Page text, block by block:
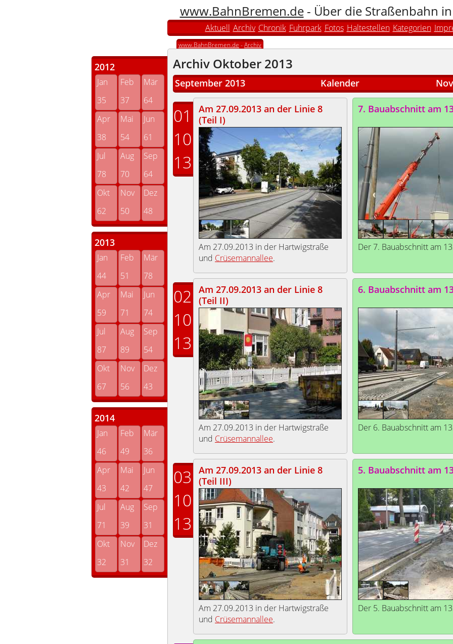
www.BahnBremen.de- Über die Straßenbahn
Aktuell Archiv Chronik Fuhrpark Fotos Haltestellen Kategorien
2012
Jan Feb
Mär
35
37
64
Apr
Mai
Jun
38
54
61
Jul
Aug
Sep
78
70
64
Okt
Nov
Dez
62
50 48
2013
Jan Feb
Mär
44
51
78
Apr
Mai
Jun
59
71
74
Jul
Aug
Sep
87
89
54
Okt
Nov
Dez
67
56 43
2014
Jan Feb
Mär
46
49
36
Apr
Mai
Jun
43
42
47
Jul
Aug
Sep
71
39
31
Okt
Nov
Dez
32
31 32
www.BahnBremen.de -Archiv
Archiv Oktober 2013
September 2013 Kalender
01
10
13
Am 27.09.2013 an der Linie 8
(Teil I)
Am 27.09.2013 in der Hartwigstraße
und Crüsemannallee.
7. Bauabschnitt am
Der 7. Bauabschnitt am
02
10
13
Am 27.09.2013 an der Linie 8
(Teil II)
Am 27.09.2013 in der Hartwigstraße
und Crüsemannallee.
6. Bauabschnitt am
Der 6. Bauabschnitt am
03
10
13
Am 27.09.2013 an der Linie 8
(Teil III)
Am 27.09.2013 in der Hartwigstraße
und Crüsemannallee.
5. Bauabschnitt am
Der 5. Bauabschnitt am